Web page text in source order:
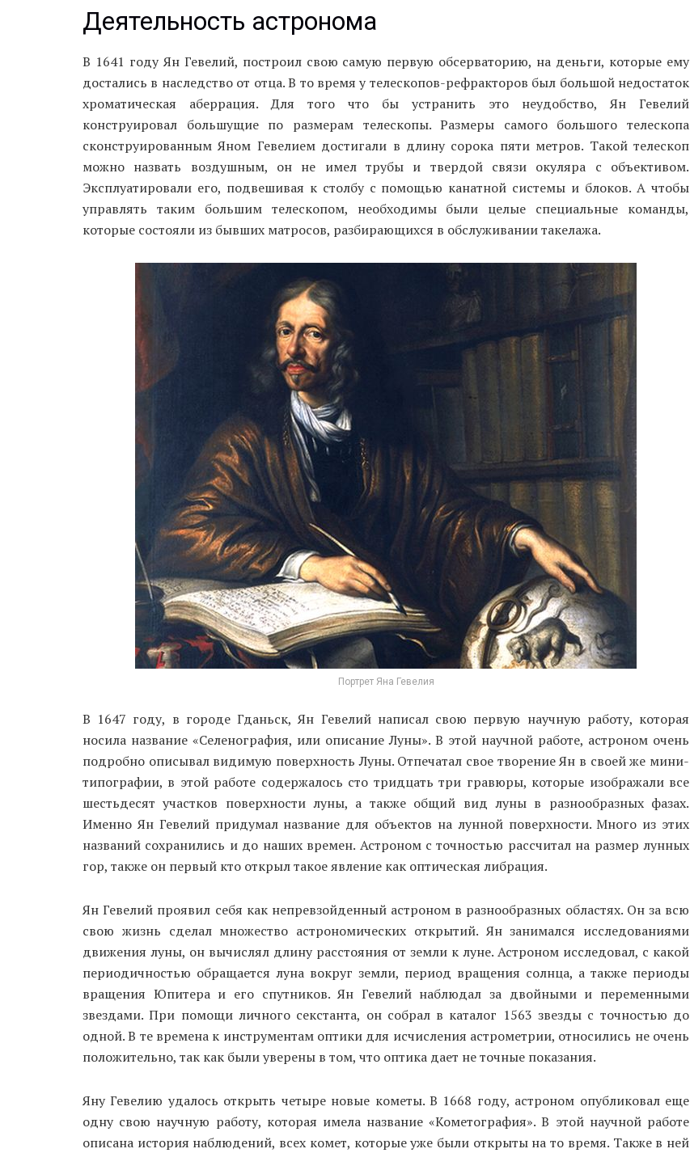
Деятельность астронома
В 1641 году Ян Гевелий, построил свою самую первую обсерваторию, на деньги, которые ему
достались в наследство от отца. В то время у телескопов-рефракторов был большой недостаток
хроматическая аберрация. Для того что бы устранить это неудобство, Ян Гевелий
конструировал большущие по размерам телескопы. Размеры самого большого телескопа
сконструированным Яном Гевелием достигали в длину сорока пяти метров. Такой телескоп
можно назвать воздушным, он не имел трубы и твердой связи окуляра с объективом.
Эксплуатировали его, подвешивая к столбу с помощью канатной системы и блоков. А чтобы
управлять таким большим телескопом, необходимы были целые специальные команды,
которые состояли из бывших матросов, разбирающихся в обслуживании такелажа.
Портрет Яна Гевелия
В 1647 году, в городе Гданьск, Ян Гевелий написал свою первую научную работу, которая
носила название «Селенография, или описание Луны». В этой научной работе, астроном очень
подробно описывал видимую поверхность Луны. Отпечатал свое творение Ян в своей же мини-
типографии, в этой работе содержалось сто тридцать три гравюры, которые изображали все
шестьдесят участков поверхности луны, а также общий вид луны в разнообразных фазах.
Именно Ян Гевелий придумал название для объектов на лунной поверхности. Много из этих
названий сохранились и до наших времен. Астроном с точностью рассчитал на размер лунных
гор, также он первый кто открыл такое явление как оптическая либрация.
Ян Гевелий проявил себя как непревзойденный астроном в разнообразных областях. Он за всю
свою жизнь сделал множество астрономических открытий. Ян занимался исследованиями
движения луны, он вычислял длину расстояния от земли к луне. Астроном исследовал, с какой
периодичностью обращается луна вокруг земли, период вращения солнца, а также периоды
вращения Юпитера и его спутников. Ян Гевелий наблюдал за двойными и переменными
звездами. При помощи личного секстанта, он собрал в каталог 1563 звезды с точностью до
одной. В те времена к инструментам оптики для исчисления астрометрии, относились не очень
положительно, так как были уверены в том, что оптика дает не точные показания.
Яну Гевелию удалось открыть четыре новые кометы. В 1668 году, астроном опубликовал еще
одну свою научную работу, которая имела название «Кометография». В этой научной работе
описана история наблюдений, всех комет, которые уже были открыты на то время. Также в ней